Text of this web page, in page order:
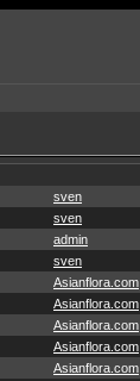
sven
sven
admin
sven
Asianflora.com
Asianflora.com
Asianflora.com
Asianflora.com
Asianflora.com